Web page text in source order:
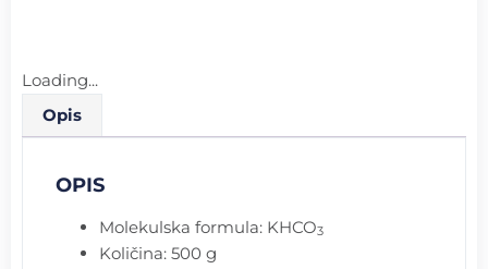
Loading...
Opis
OPIS
Molekulska formula: KHCO3
Količina: 500 g